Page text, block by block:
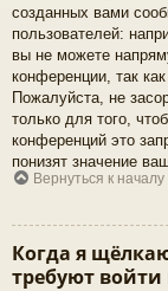
созданных вами
пользователей:
вы не можете
конференции, так
Пожалуйста, не
только для того,
конференций это
понизят значение
Вернуться к началу
Когда я
требуют